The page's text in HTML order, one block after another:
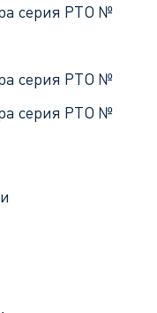
серия РТО №
серия РТО №
серия РТО №